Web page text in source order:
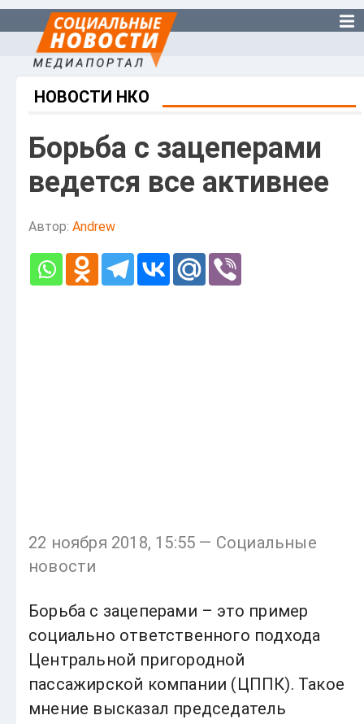
НОВОСТИ НКО
Борьба с зацеперами
ведется все активнее
Автор: Andrew
22 ноября 2018, 15:55 — Социальные
новости
Борьба с зацеперами – это пример
социально ответственного подхода
Центральной пригородной
пассажирской компании (ЦППК). Такое
мнение высказал председатель